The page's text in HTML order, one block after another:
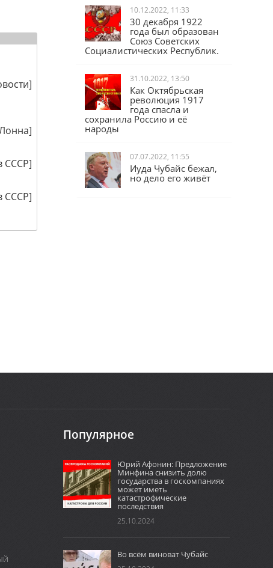
]
]
СССР]
СССР]
10.12.2022, 11:33
30 декабря 1922
года был образован
Союз Советских
Социалистических Республик.
31.10.2022, 13:50
Как Октябрьская
революция 1917
года спасла и
сохранила Россию и её
народы
07.07.2022, 11:55
Иуда Чубайс бежал,
но дело его живёт
Популярное
Юрий Афонин: Предложение
Минфина снизить долю
государства в госкомпаниях
может иметь
катастрофические
последствия
25.10.2024
Во всём виноват Чубайс